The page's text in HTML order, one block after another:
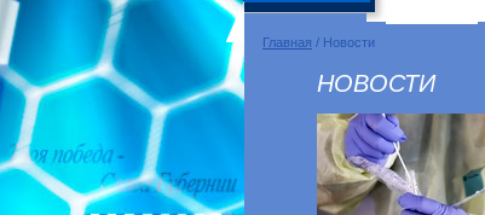
Главная / Новости
НОВОСТИ